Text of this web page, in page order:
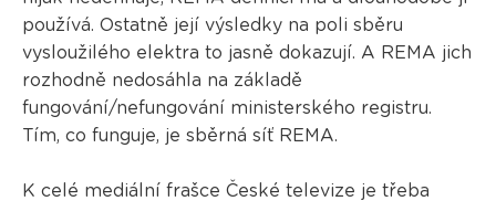
používá. Ostatně její výsledky na poli sběru
vysloužilého elektra to jasně dokazují. A REMA jich
rozhodně nedosáhla na základě
fungování/nefungování ministerského registru.
Tím, co funguje, je sběrná síť REMA.
K celé mediální frašce České televize je třeba